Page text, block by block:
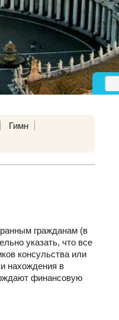
Гимн
гражданам (в
указать, что все
консульства или
нахождения в
финансовую